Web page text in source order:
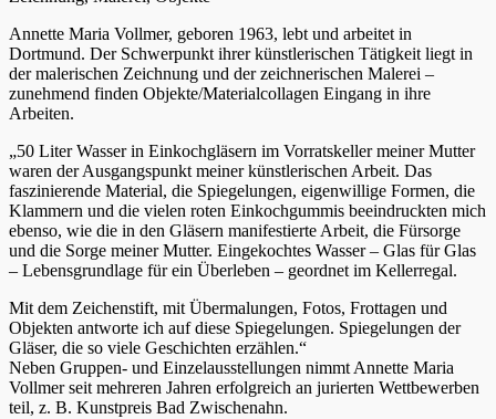
Annette Maria Vollmer, geboren 1963, lebt und arbeitet in
Dortmund. Der Schwerpunkt ihrer künstlerischen Tätigkeit liegt in
der malerischen Zeichnung und der zeichnerischen Malerei –
zunehmend finden Objekte/Materialcollagen Eingang in ihre
Arbeiten.
„50 Liter Wasser in Einkochgläsern im Vorratskeller meiner Mutter
waren der Ausgangspunkt meiner künstlerischen Arbeit. Das
faszinierende Material, die Spiegelungen, eigenwillige Formen, die
Klammern und die vielen roten Einkochgummis beeindruckten mich
ebenso, wie die in den Gläsern manifestierte Arbeit, die Fürsorge
und die Sorge meiner Mutter. Eingekochtes Wasser – Glas für Glas
– Lebensgrundlage für ein Überleben – geordnet im Kellerregal.
Mit dem Zeichenstift, mit Übermalungen, Fotos, Frottagen und
Objekten antworte ich auf diese Spiegelungen. Spiegelungen der
Gläser, die so viele Geschichten erzählen.“
Neben Gruppen- und Einzelausstellungen nimmt Annette Maria
Vollmer seit mehreren Jahren erfolgreich an jurierten Wettbewerben
teil, z. B. Kunstpreis Bad Zwischenahn.